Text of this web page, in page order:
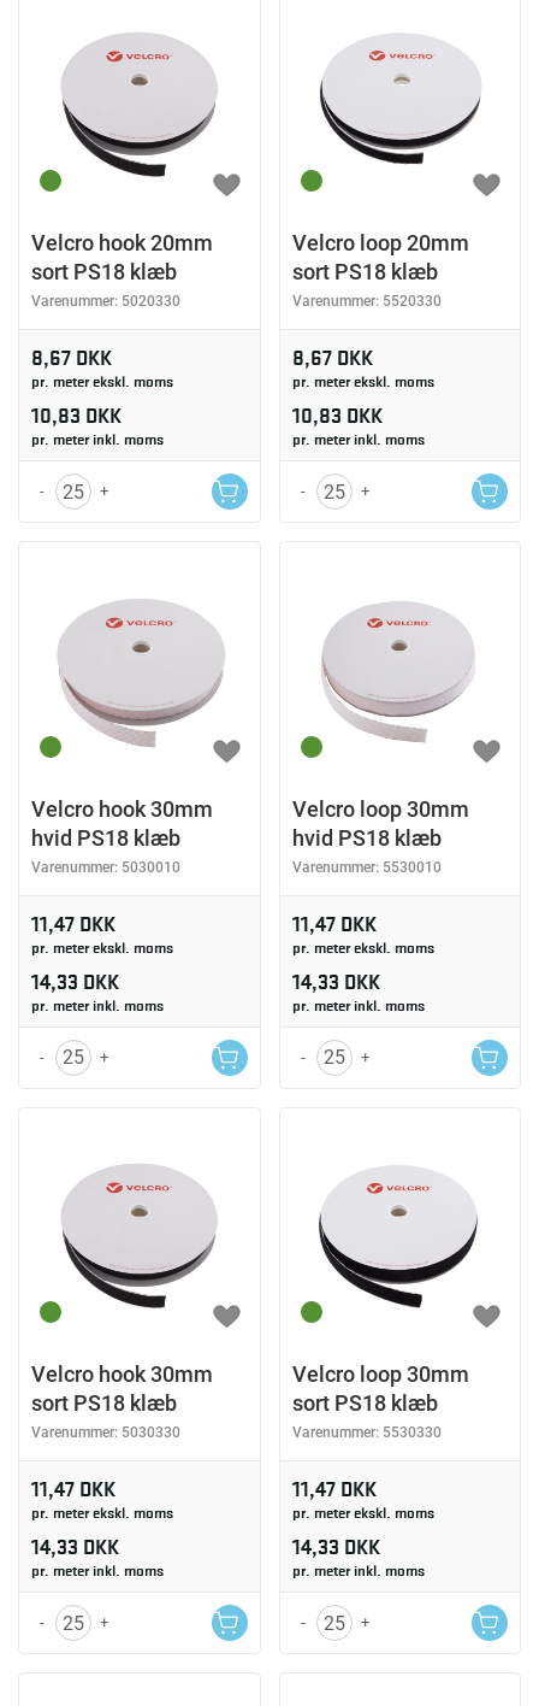
Velcro hook 20mm
sort PS18 klæb
Varenummer: 5020330
8,67 DKK
pr. meter ekskl. moms
10,83 DKK
pr. meter inkl. moms
- +
Velcro loop 20mm
sort PS18 klæb
Varenummer: 5520330
8,67 DKK
pr. meter ekskl. moms
10,83 DKK
pr. meter inkl. moms
- +
Velcro hook 30mm
hvid PS18 klæb
Varenummer: 5030010
11,47 DKK
pr. meter ekskl. moms
14,33 DKK
pr. meter inkl. moms
- +
Velcro loop 30mm
hvid PS18 klæb
Varenummer: 5530010
11,47 DKK
pr. meter ekskl. moms
14,33 DKK
pr. meter inkl. moms
- +
Velcro hook 30mm
sort PS18 klæb
Varenummer: 5030330
11,47 DKK
pr. meter ekskl. moms
14,33 DKK
pr. meter inkl. moms
- +
Velcro loop 30mm
sort PS18 klæb
Varenummer: 5530330
11,47 DKK
pr. meter ekskl. moms
14,33 DKK
pr. meter inkl. moms
- +